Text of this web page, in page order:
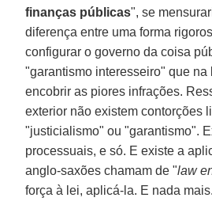
finanças públicas", se
diferença entre uma forma
configurar o governo da coisa
"garantismo interesseiro" que na
encobrir as piores infrações.
exterior não existem contorções
"justicialismo" ou "garantismo".
processuais, e só. E existe a
anglo-saxões chamam de "law
força à lei, aplicá-la. E nada mais.